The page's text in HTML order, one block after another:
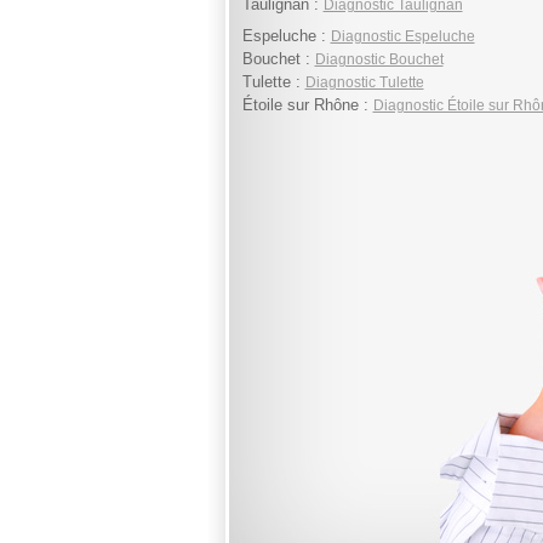
Taulignan : Diagnostic Taulignan
Espeluche : Diagnostic Espeluche
Bouchet : Diagnostic Bouchet
Tulette : Diagnostic Tulette
Étoile sur Rhône : Diagnostic Étoile sur